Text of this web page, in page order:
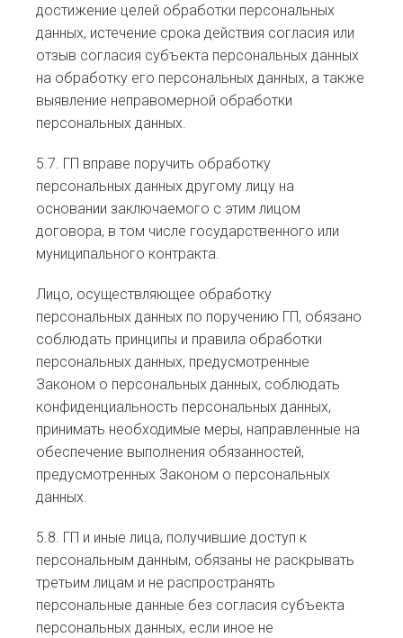
достижение целей обработки персональных
данных, истечение срока действия согласия или
отзыв согласия субъекта персональных данных
на обработку его персональных данных, а также
выявление неправомерной обработки
персональных данных.
5.7. ГП вправе поручить обработку
персональных данных другому лицу на
основании заключаемого с этим лицом
договора, в том числе государственного или
муниципального контракта.
Лицо, осуществляющее обработку
персональных данных по поручению ГП, обязано
соблюдать принципы и правила обработки
персональных данных, предусмотренные
Законом о персональных данных, соблюдать
конфиденциальность персональных данных,
принимать необходимые меры, направленные на
обеспечение выполнения обязанностей,
предусмотренных Законом о персональных
данных.
5.8. ГП и иные лица, получившие доступ к
персональным данным, обязаны не раскрывать
третьим лицам и не распространять
персональные данные без согласия субъекта
персональных данных, если иное не